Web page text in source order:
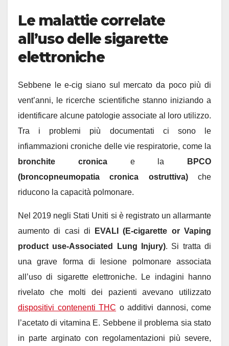
Le malattie correlate
all’uso delle sigarette
elettroniche
Sebbene le e-cig siano sul mercato da poco più di
vent’anni, le ricerche scientifiche stanno iniziando a
identificare alcune patologie associate al loro utilizzo.
Tra i problemi più documentati ci sono le
infiammazioni croniche delle vie respiratorie, come la
bronchite cronicae la
BPCO
(broncopneumopatia cronica ostruttiva)che
riducono la capacità polmonare.
Nel 2019 negli Stati Uniti si è registrato un allarmante
aumento di casi di
EVALI (E-cigarette or Vaping
product use-Associated Lung Injury). Si tratta di
una grave forma di lesione polmonare associata
all’uso di sigarette elettroniche. Le indagini hanno
rivelato che molti dei pazienti avevano utilizzato
dispositivi contenenti THC o additivi dannosi, come
l’acetato di vitamina E. Sebbene il problema sia stato
in parte arginato con regolamentazioni più severe,